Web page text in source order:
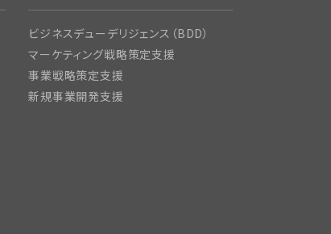
ビジネスデューデリジェンス（BDD）
マーケティング戦略策定支援
事業戦略策定支援
新規事業開発支援